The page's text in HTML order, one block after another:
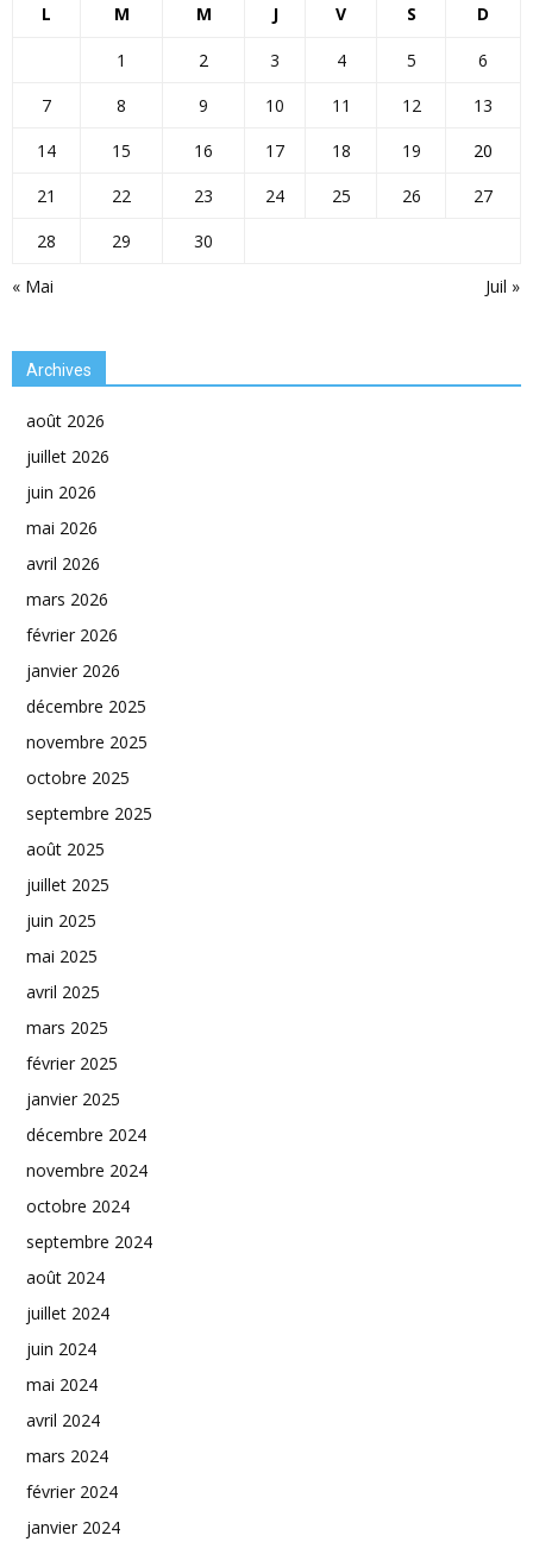
L M M J V S D
« Mai Juil »
1 2 3 4 5
6
7
8 9 10 11 12
13
14
15 16 17 18 19
20
21
22 23 24 25 26
27
28
29 30
Archives
août 2026
juillet 2026
juin 2026
mai 2026
avril 2026
mars 2026
février 2026
janvier 2026
décembre 2025
novembre 2025
octobre 2025
septembre 2025
août 2025
juillet 2025
juin 2025
mai 2025
avril 2025
mars 2025
février 2025
janvier 2025
décembre 2024
novembre 2024
octobre 2024
septembre 2024
août 2024
juillet 2024
juin 2024
mai 2024
avril 2024
mars 2024
février 2024
janvier 2024